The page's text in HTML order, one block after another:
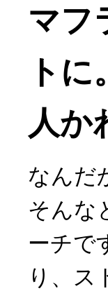
マフ
ト
人か
なんだ
そんな
ーチで
り、ス